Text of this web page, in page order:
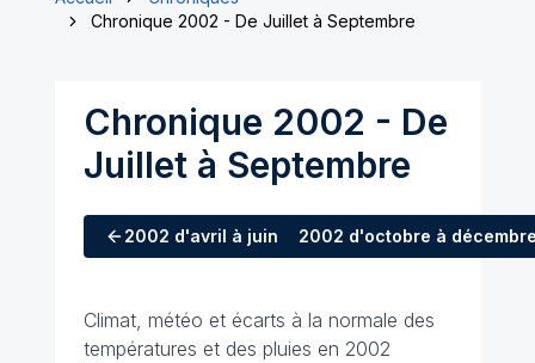
Chronique 2002 - De Juillet à Septembre
Chronique 2002 - De
Juillet à Septembre
2002 d'avril à juin 2002 d'octobre à
Climat, météo et écarts à la normale des
températures et des pluies en 2002